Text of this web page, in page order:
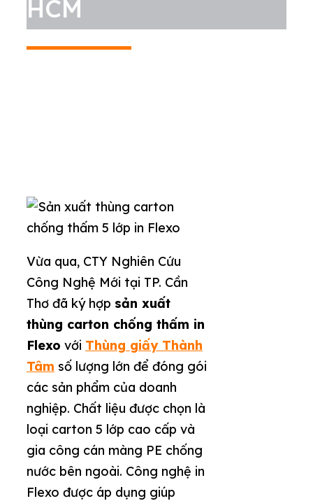
HCM
Vừa qua, CTY Nghiên Cứu
Công Nghệ Mới tại TP. Cần
Thơ đã ký hợp sản xuất
thùng carton chống thấm in
Flexo với Thùng giấy Thành
Tâm số lượng lớn để đóng gói
các sản phẩm của doanh
nghiệp. Chất liệu được chọn là
loại carton 5 lớp cao cấp và
gia công cán màng PE chống
nước bên ngoài. Công nghệ in
Flexo được áp dụng giúp